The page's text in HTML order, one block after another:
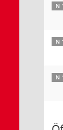
N
N
N